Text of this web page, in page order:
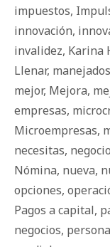
impuestos,
innovación,
invalidez, Karina
Llenar, manejados
mejor, Mejora,
empresas,
Microempresas,
necesitas, negocio
Nómina, nueva,
opciones,
Pagos a capital,
negocios,